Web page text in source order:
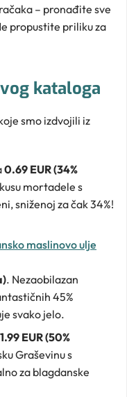
– pronađite sve
propustite priliku za
kataloga
smo izdvojili iz
0.69 EUR (34%
mortadele s
sniženoj za čak 34%!
maslinovo ulje
. Nezaobilazan
45%
svako jelo.
1.99 EUR (50%
Graševinu s
za blagdanske